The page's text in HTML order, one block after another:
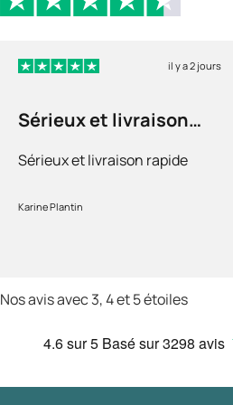
il y a 2 jours
Sérieux et livraison
Sérieux et livraison rapide
Karine Plantin
Nos avis avec 3, 4 et 5 étoiles
4.6sur 5 Basé sur3298 avis